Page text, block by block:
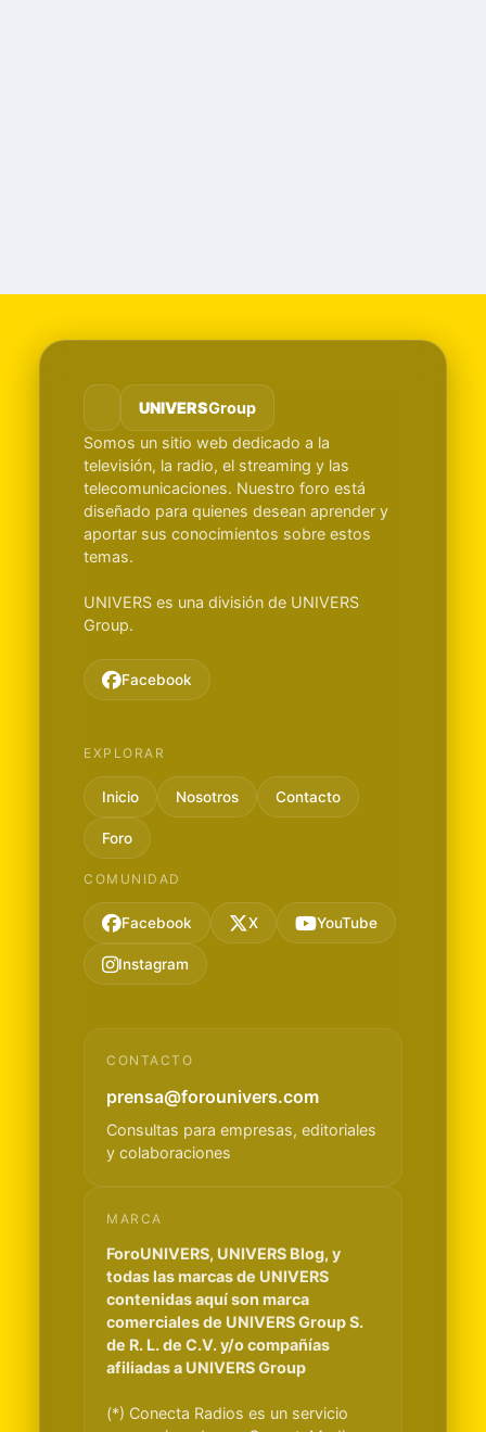
UNIVERSGroup
Somos un sitio web dedicado a la
televisión, la radio, el streaming y las
telecomunicaciones. Nuestro foro está
diseñado para quienes desean aprender y
aportar sus conocimientos sobre estos
temas.
UNIVERS es una división de UNIVERS
Group.
Facebook
EXPLORAR
Inicio Nosotros Contacto
Foro
COMUNIDAD
Facebook X YouTube
Instagram
CONTACTO
prensa@forounivers.com
Consultas para empresas, editoriales
y colaboraciones
MARCA
ForoUNIVERS, UNIVERS Blog, y
todas las marcas de UNIVERS
contenidas aquí son marca
comerciales de UNIVERS Group S.
de R. L. de C.V. y/o compañías
afiliadas a UNIVERS Group
(*) Conecta Radios es un servicio